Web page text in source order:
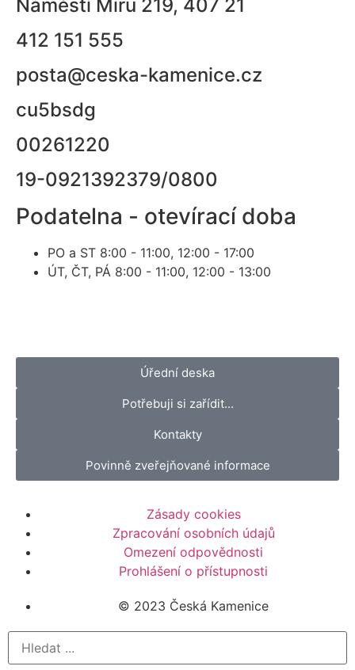
Náměstí Míru 219, 407 21
412 151 555
posta@ceska-kamenice.cz
cu5bsdg
00261220
19-0921392379/0800
Podatelna - otevírací doba
PO a ST 8:00 - 11:00, 12:00 - 17:00
ÚT, ČT, PÁ 8:00 - 11:00, 12:00 - 13:00
Úřední deska
Potřebuji si zařídit...
Kontakty
Povinně zveřejňované informace
Zásady cookies
Zpracování osobních údajů
Omezení odpovědnosti
Prohlášení o přístupnosti
© 2023 Česká Kamenice